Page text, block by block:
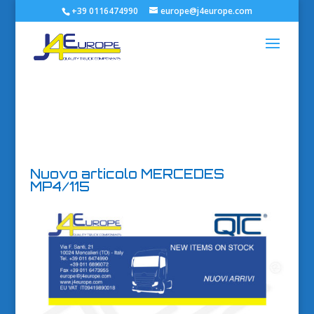
+39 0116474990 europe@j4europe.com
Nuovo articolo MERCEDES
MP4/115